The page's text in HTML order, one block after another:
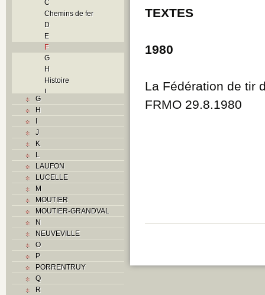
C
Chemins de fer
D
E
F
G
H
Histoire
I
Routes
S
Textes
V
G
H
I
J
K
L
LAUFON
LUCELLE
M
MOUTIER
MOUTIER-GRANDVAL
N
NEUVEVILLE
O
P
PORRENTRUY
Q
R
TEXTES
1980
La Fédération de tir
FRMO 29.8.1980